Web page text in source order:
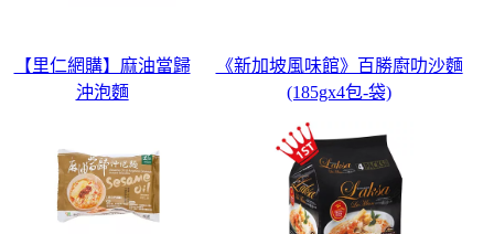
【里仁網購】麻油當歸
沖泡麵
《新加坡風味館》百勝廚叻沙麵
(185gx4包-袋)